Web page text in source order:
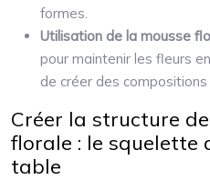
formes.
Utilisation de la mousse
pour maintenir les fleurs
de créer des
Créer la structure
florale : le squelette
table